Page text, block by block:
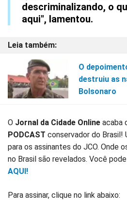
descriminalizando, o
aqui", lamentou.
O
destruiu as
Bolsonaro
O Jornal da Cidade Online acaba
PODCAST conservador do Brasil!
para os assinantes do JCO. Onde
no Brasil são revelados. Você
AQUI!
Para assinar, clique no link abaixo: